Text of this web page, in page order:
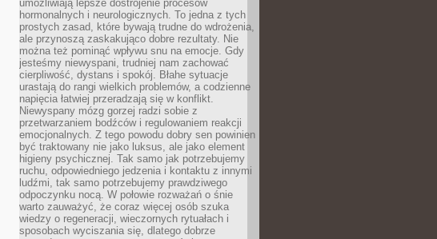
umożliwiają lepsze dostrojenie procesów
hormonalnych i neurologicznych. To jedna z tych
prostych zasad, które bywają trudne do wdrożenia,
ale przynoszą zaskakująco dobre rezultaty. Nie
można też pominąć wpływu snu na emocje. Gdy
jesteśmy niewyspani, trudniej nam zachować
cierpliwość, dystans i spokój. Błahe sytuacje
urastają do rangi wielkich problemów, a codzienne
napięcia łatwiej przeradzają się w konflikt.
Niewyspany mózg gorzej radzi sobie z
przetwarzaniem bodźców i regulowaniem reakcji
emocjonalnych. Z tego powodu dobry sen powinien
być traktowany nie jako luksus, ale jako element
higieny psychicznej. Tak samo jak potrzebujemy
ruchu, odpowiedniego jedzenia i kontaktu z innymi
ludźmi, tak samo potrzebujemy prawdziwego
odpoczynku nocą. W połowie rozważań o śnie
warto zauważyć, że coraz więcej osób szuka
wiedzy o regeneracji, wieczornych rytuałach i
sposobach wyciszania się, dlatego dobrze